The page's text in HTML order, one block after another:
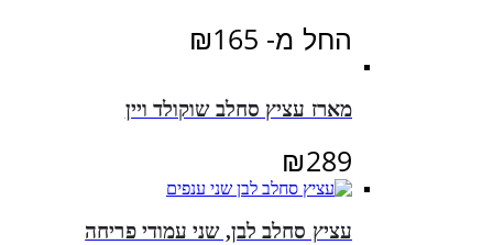
החל מ- ₪165
מארז עציץ סחלב שוקולד ויין
₪289
עציץ סחלב לבן, שני עמודי פריחה